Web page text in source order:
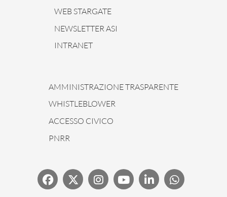
WEB STARGATE
NEWSLETTER ASI
INTRANET
AMMINISTRAZIONE TRASPARENTE
WHISTLEBLOWER
ACCESSO CIVICO
PNRR